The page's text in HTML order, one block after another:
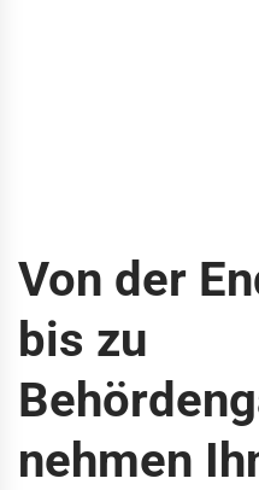
Von der
bis zu
nehmen